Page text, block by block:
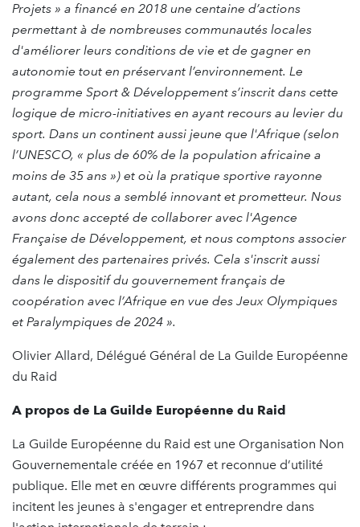
Projets » a financé en 2018 une centaine d’actions
permettant à de nombreuses communautés locales
d'améliorer leurs conditions de vie et de gagner en
autonomie tout en préservant l’environnement. Le
programme Sport & Développement s’inscrit dans cette
logique de micro-initiatives en ayant recours au levier du
sport. Dans un continent aussi jeune que l'Afrique (selon
l’UNESCO, « plus de 60% de la population africaine a
moins de 35 ans ») et où la pratique sportive rayonne
autant, cela nous a semblé innovant et prometteur. Nous
avons donc accepté de collaborer avec l'Agence
Française de Développement, et nous comptons associer
également des partenaires privés. Cela s'inscrit aussi
dans le dispositif du gouvernement français de
coopération avec l’Afrique en vue des Jeux Olympiques
et Paralympiques de 2024 ».
Olivier Allard, Délégué Général de La Guilde Européenne
du Raid
A propos de La Guilde Européenne du Raid
La Guilde Européenne du Raid est une Organisation Non
Gouvernementale créée en 1967 et reconnue d’utilité
publique. Elle met en œuvre différents programmes qui
incitent les jeunes à s'engager et entreprendre dans